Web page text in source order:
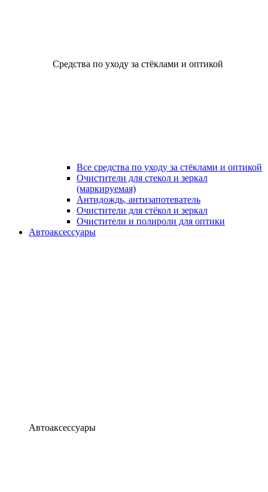
Средства по уходу за стёклами и оптикой
Все средства по уходу за стёклами и оптикой
Очистители для стекол и зеркал
(маркируемая)
Антидождь, антизапотеватель
Очистители для стёкол и зеркал
Очистители и полироли для оптики
Автоаксессуары
Автоаксессуары